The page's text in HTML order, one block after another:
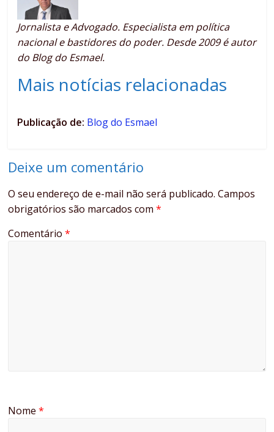
Jornalista e Advogado. Especialista em política
nacional e bastidores do poder. Desde 2009 é autor
do Blog do Esmael.
Mais notícias relacionadas
Publicação de: Blog do Esmael
Deixe um comentário
O seu endereço de e-mail não será publicado. Campos
obrigatórios são marcados com*
Comentário*
Nome*